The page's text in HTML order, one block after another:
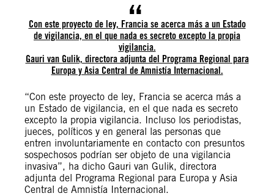
Con este proyecto de ley, Francia se acerca más a un Estado
de vigilancia, en el que nada es secreto excepto la propia
vigilancia.
Gauri van Gulik, directora adjunta del Programa Regional para
Europa y Asia Central de Amnistía Internacional.
“Con este proyecto de ley, Francia se acerca más a
un Estado de vigilancia, en el que nada es secreto
excepto la propia vigilancia. Incluso los periodistas,
jueces, políticos y en general las personas que
entren involuntariamente en contacto con presuntos
sospechosos podrían ser objeto de una vigilancia
invasiva”, ha dicho Gauri van Gulik, directora
adjunta del Programa Regional para Europa y Asia
Central de Amnistía Internacional.